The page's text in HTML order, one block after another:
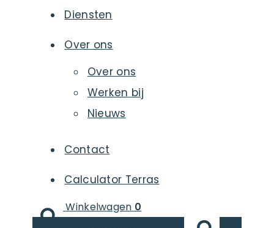
Diensten
Over ons
Over ons
Werken bij
Nieuws
Contact
Calculator Terras
Winkelwagen 0